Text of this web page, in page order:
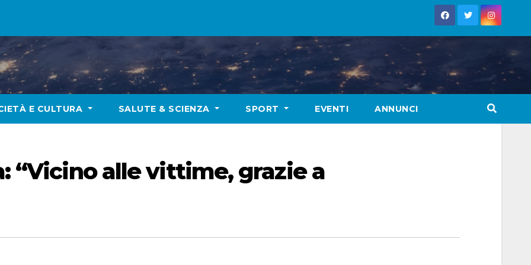
E CULTURA SALUTE & SCIENZA SPORT EVENTI ANNUNCI
“Vicino alle vittime, grazie a